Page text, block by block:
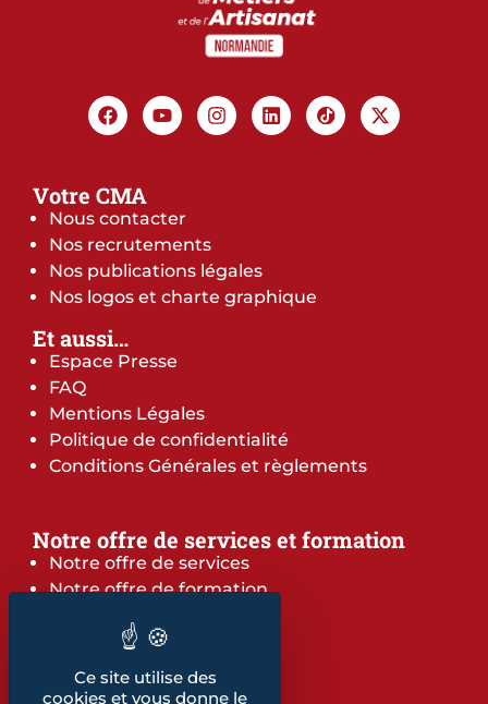
Votre CMA
Nous contacter
Nos recrutements
Nos publications légales
Nos logos et charte graphique
Et aussi…
Espace Presse
FAQ
Mentions Légales
Politique de confidentialité
Conditions Générales et règlements
Notre offre de services et formation
Notre offre de services
Notre offre de formation
Les indicateurs
Nos publications
Ce site utilise des
cookies et vous donne le